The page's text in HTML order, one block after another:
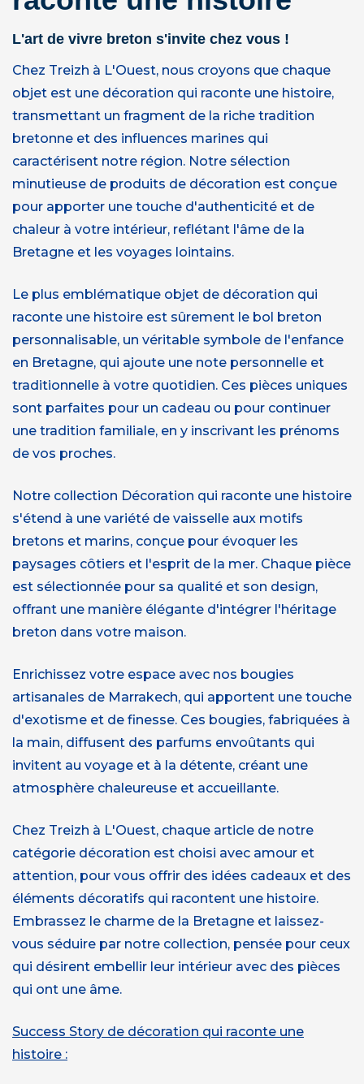
L'art de vivre breton s'invite chez vous !
Chez Treizh à L'Ouest, nous croyons que chaque
objet est une décoration qui raconte une histoire,
transmettant un fragment de la riche tradition
bretonne et des influences marines qui
caractérisent notre région. Notre sélection
minutieuse de produits de décoration est conçue
pour apporter une touche d'authenticité et de
chaleur à votre intérieur, reflétant l'âme de la
Bretagne et les voyages lointains.
Le plus emblématique objet de décoration qui
raconte une histoire est sûrement le bol breton
personnalisable, un véritable symbole de l'enfance
en Bretagne, qui ajoute une note personnelle et
traditionnelle à votre quotidien. Ces pièces uniques
sont parfaites pour un cadeau ou pour continuer
une tradition familiale, en y inscrivant les prénoms
de vos proches.
Notre collection Décoration qui raconte une histoire
s'étend à une variété de vaisselle aux motifs
bretons et marins, conçue pour évoquer les
paysages côtiers et l'esprit de la mer. Chaque pièce
est sélectionnée pour sa qualité et son design,
offrant une manière élégante d'intégrer l'héritage
breton dans votre maison.
Enrichissez votre espace avec nos bougies
artisanales de Marrakech, qui apportent une touche
d'exotisme et de finesse. Ces bougies, fabriquées à
la main, diffusent des parfums envoûtants qui
invitent au voyage et à la détente, créant une
atmosphère chaleureuse et accueillante.
Chez Treizh à L'Ouest, chaque article de notre
catégorie décoration est choisi avec amour et
attention, pour vous offrir des idées cadeaux et des
éléments décoratifs qui racontent une histoire.
Embrassez le charme de la Bretagne et laissez-
vous séduire par notre collection, pensée pour ceux
qui désirent embellir leur intérieur avec des pièces
qui ont une âme.
Success Story de décoration qui raconte une
histoire :